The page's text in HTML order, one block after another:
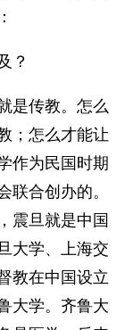
？
是传教。怎么
；怎么才能让
作为民国时期
合创办的。
震旦就是中国
大学、上海交
教在中国设立
大学。齐鲁大